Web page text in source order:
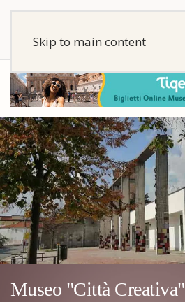
Skip to main content
Museo "Città Creativa"